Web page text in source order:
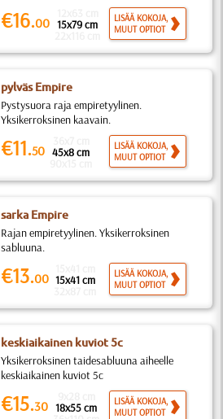
€16.00 15x79 cm
LISÄÄ KOKOJA,
MUUT OPTIOT
pylväs Empire
Pystysuora raja empiretyylinen.
Yksikerroksinen kaavain.
€11.50 45x8 cm
LISÄÄ KOKOJA,
MUUT OPTIOT
sarka Empire
Rajan empiretyylinen. Yksikerroksinen
sabluuna.
€13.00 15x41 cm
LISÄÄ KOKOJA,
MUUT OPTIOT
keskiaikainen kuviot 5c
Yksikerroksinen taidesabluuna aiheelle
keskiaikainen kuviot 5c
€15.30 18x55 cm
LISÄÄ KOKOJA,
MUUT OPTIOT